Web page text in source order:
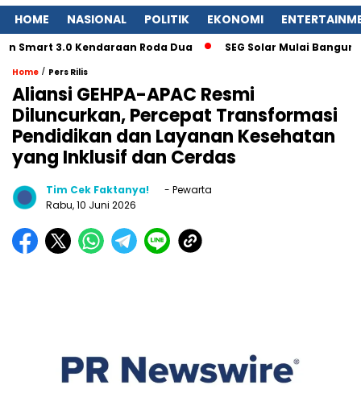
HOME NASIONAL POLITIK EKONOMI
3.0 Kendaraan Roda Dua SEG Solar Mulai Bangun Pabrik
Home / Pers Rilis
Aliansi GEHPA-APAC Resmi
Diluncurkan, Percepat Transformasi
Pendidikan dan Layanan Kesehatan
yang Inklusif dan Cerdas
Tim Cek Faktanya!
- Pewarta
Rabu, 10 Juni 2026